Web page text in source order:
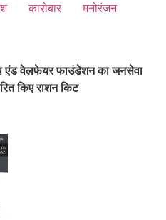
कारोबार
मनोरंजन
वेलफेयर फाउंडेशन का जनसेवा
किए राशन किट